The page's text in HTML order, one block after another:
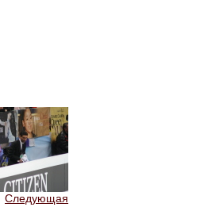
Следующая